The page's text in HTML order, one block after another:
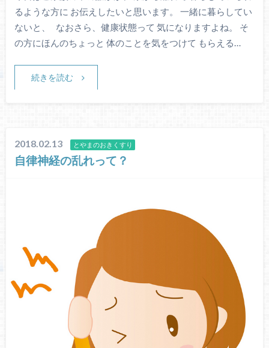
るような方に お伝えしたいと思います。 一緒に暮らしてい
ないと、 なおさら、健康状態って 気になりますよね。 そ
の方にほんのちょっと 体のことを気をつけて もらえる…
続きを読む
2018.02.13 とやまのおきくすり
自律神経の乱れって？